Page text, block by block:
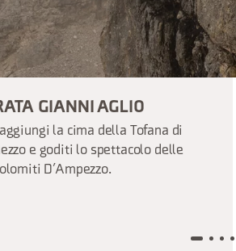
GIANNI AGLIO
la cima della Tofana di
e goditi lo spettacolo delle
D’Ampezzo.